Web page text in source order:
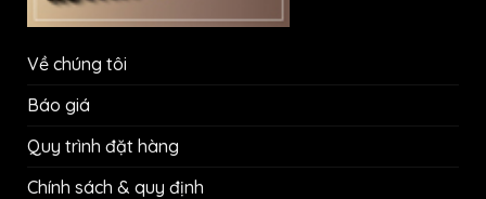
Về chúng tôi
Báo giá
Quy trình đặt hàng
Chính sách & quy định